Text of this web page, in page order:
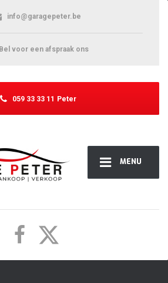
MENU
info@garagepeter.be
Bel voor een afspraak ons
059 33 33 11 Peter